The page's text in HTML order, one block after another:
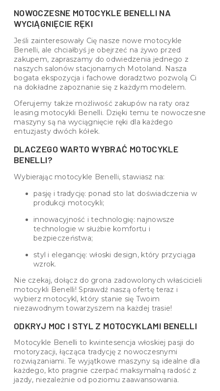
NOWOCZESNE MOTOCYKLE BENELLI NA
WYCIĄGNIĘCIE RĘKI
Jeśli zainteresowały Cię nasze nowe motocykle
Benelli, ale chciałbyś je obejrzeć na żywo przed
zakupem, zapraszamy do odwiedzenia jednego z
naszych salonów stacjonarnych Motoland. Nasza
bogata ekspozycja i fachowe doradztwo pozwolą Ci
na dokładne zapoznanie się z każdym modelem.
Oferujemy także możliwość zakupów na raty oraz
leasing motocykli Benelli. Dzięki temu te nowoczesne
maszyny są na wyciągnięcie ręki dla każdego
entuzjasty dwóch kółek.
DLACZEGO WARTO WYBRAĆ MOTOCYKLE
BENELLI?
Wybierając motocykle Benelli, stawiasz na:
pasję i tradycję: ponad sto lat doświadczenia w
produkcji motocykli;
innowacyjność i technologię: najnowsze
technologie w służbie komfortu i
bezpieczeństwa;
styl i elegancję: włoski design, który przyciąga
wzrok.
Nie czekaj, dołącz do grona zadowolonych właścicieli
motocykli Benelli! Sprawdź naszą ofertę teraz i
wybierz motocykl, który stanie się Twoim
niezawodnym towarzyszem na każdej trasie!
ODKRYJ MOC I STYL Z MOTOCYKLAMI BENELLI
Motocykle Benelli to kwintesencja włoskiej pasji do
motoryzacji, łącząca tradycję z nowoczesnymi
rozwiązaniami. Te wyjątkowe maszyny są idealne dla
każdego, kto pragnie czerpać maksymalną radość z
jazdy, niezależnie od poziomu zaawansowania.